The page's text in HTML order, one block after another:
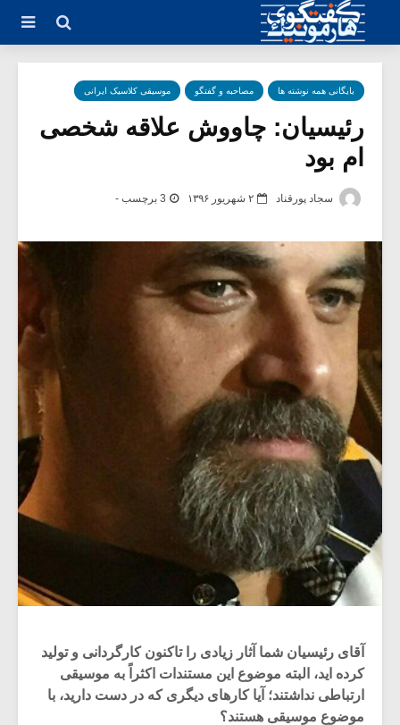
بایگانی همه نوشته ها مصاحبه و گفتگو موسیقی کلاسیک ایرانی
رئیسیان: چاووش علاقه شخصی
ام بود
سجاد پورقناد ۲ شهریور ۱۳۹۶ 3 برچسب -
آقای رئیسیان شما آثار زیادی را تاکنون کارگردانی و تولید
کرده اید، البته موضوع این مستندات اکثراً به موسیقی
ارتباطی نداشتند؛ آیا کارهای دیگری که در دست دارید، با
موضوع موسیقی هستند؟